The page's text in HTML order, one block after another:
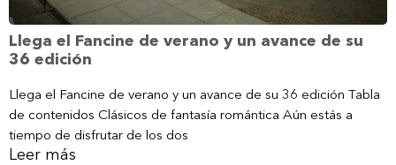
Llega el Fancine de verano y un avance de su
36 edición
Llega el Fancine de verano y un avance de su 36 edición Tabla
de contenidos Clásicos de fantasía romántica Aún estás a
tiempo de disfrutar de los dos
Leer más